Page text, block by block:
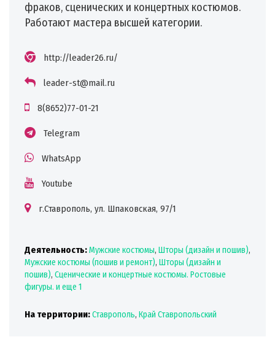
фраков, сценических и концертных костюмов.
Работают мастера высшей категории.
http://leader26.ru/
leader-st@mail.ru
8(8652)77-01-21
Telegram
WhatsApp
Youtube
г.Ставрополь, ул. Шпаковская, 97/1
Деятельность:Мужские костюмы, Шторы (дизайн и пошив),
Мужские костюмы (пошив и ремонт), Шторы (дизайн и
пошив), Сценические и концертные костюмы. Ростовые
фигуры. и еще 1
На территории:Ставрополь, Край Ставропольский